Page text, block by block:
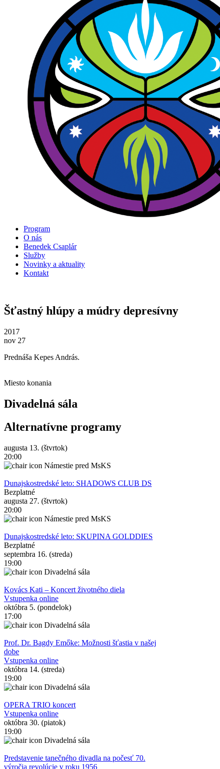
Program
O nás
Benedek Csaplár
Služby
Novinky a aktuality
Kontakt
Šťastný hlúpy a múdry depresívny
2017
nov 27
Prednáša Kepes András.
Miesto konania
Divadelná sála
Alternatívne programy
augusta 13. (štvrtok)
20:00
Námestie pred MsKS
Dunajskostredské leto: SHADOWS CLUB DS
Bezplatné
augusta 27. (štvrtok)
20:00
Námestie pred MsKS
Dunajskostredské leto: SKUPINA GOLDDIES
Bezplatné
septembra 16. (streda)
19:00
Divadelná sála
Kovács Kati – Koncert životného diela
Vstupenka online
októbra 5. (pondelok)
17:00
Divadelná sála
Prof. Dr. Bagdy Emőke: Možnosti šťastia v našej
dobe
Vstupenka online
októbra 14. (streda)
19:00
Divadelná sála
OPERA TRIO koncert
Vstupenka online
októbra 30. (piatok)
19:00
Divadelná sála
Predstavenie tanečného divadla na počesť 70.
výročia revolúcie v roku 1956